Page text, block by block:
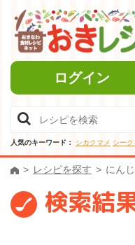
ログイン
人気のキーワード： シカクマメ シー
レシピを探す にん
検索結